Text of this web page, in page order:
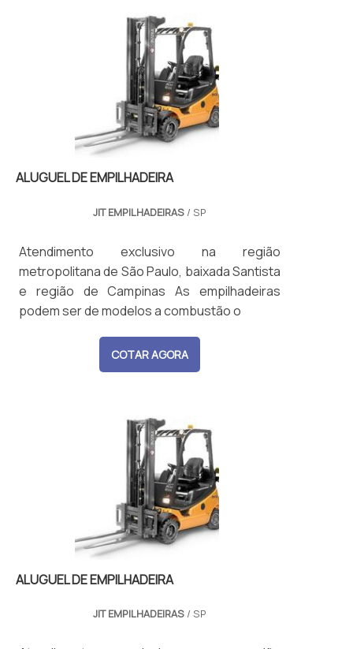
ALUGUEL DE EMPILHADEIRA
JIT EMPILHADEIRAS / SP
Atendimento exclusivo na região
metropolitana de São Paulo, baixada Santista
e região de Campinas As empilhadeiras
podem ser de modelos a combustão o
COTAR AGORA
ALUGUEL DE EMPILHADEIRA
JIT EMPILHADEIRAS / SP